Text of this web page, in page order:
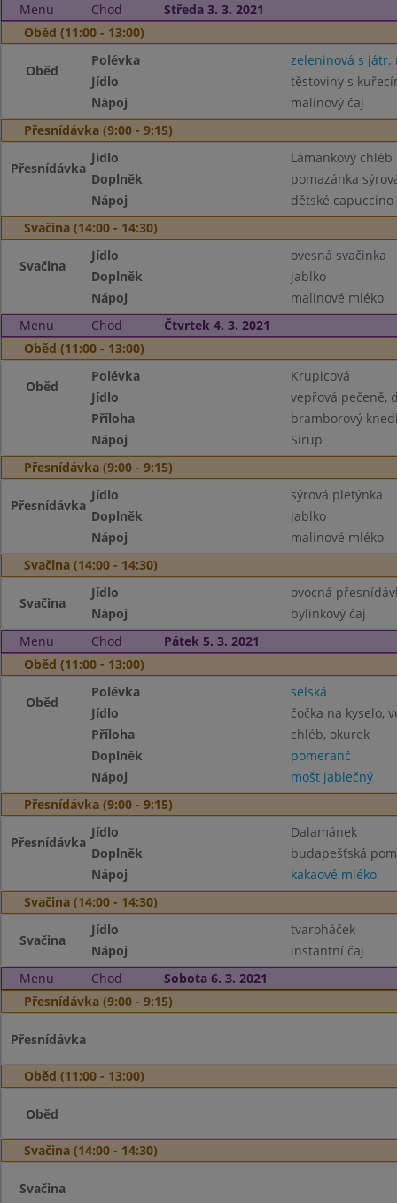
Menu
Chod
Středa 3. 3. 2021
Oběd (11:00 - 13:00)
Oběd
Polévka
zeleninová s játr.
Jídlo
těstoviny s
Nápoj
malinový čaj
Přesnídávka (9:00 - 9:15)
Přesnídávka
Jídlo
Lámankový chléb
Doplněk
pomazánka
Nápoj
dětské capuccino
Svačina (14:00 - 14:30)
Svačina
Jídlo
ovesná svačinka
Doplněk
jablko
Nápoj
malinové mléko
Menu
Chod
Čtvrtek 4. 3. 2021
Oběd (11:00 - 13:00)
Oběd
Polévka
Krupicová
Jídlo
vepřová pečeně,
Příloha
bramborový
Nápoj
Sirup
Přesnídávka (9:00 - 9:15)
Přesnídávka
Jídlo
sýrová pletýnka
Doplněk
jablko
Nápoj
malinové mléko
Svačina (14:00 - 14:30)
Svačina
Jídlo
ovocná
Nápoj
bylinkový čaj
Menu
Chod
Pátek 5. 3. 2021
Oběd (11:00 - 13:00)
Oběd
Polévka
selská
Jídlo
čočka na kyselo,
Příloha
chléb, okurek
Doplněk
pomeranč
Nápoj
mošt jablečný
Přesnídávka (9:00 - 9:15)
Přesnídávka
Jídlo
Dalamánek
Doplněk
budapešťská
Nápoj
kakaové mléko
Svačina (14:00 - 14:30)
Svačina
Jídlo
tvaroháček
Nápoj
instantní čaj
Menu
Chod
Sobota 6. 3. 2021
Přesnídávka (9:00 - 9:15)
Přesnídávka
Oběd (11:00 - 13:00)
Oběd
Svačina (14:00 - 14:30)
Svačina